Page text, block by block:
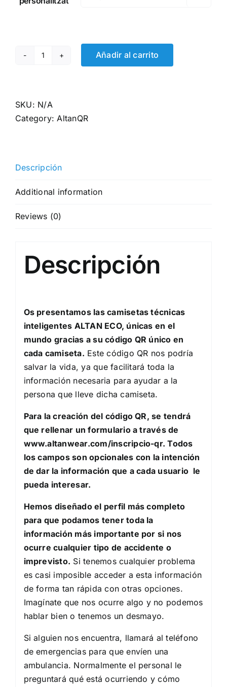
Samarreta
curta
quantity
Añadir al carrito
SKU: N/A
Category: AltanQR
Descripción
Additional information
Reviews (0)
Descripción
Os presentamos las camisetas técnicas
inteligentes ALTAN ECO, únicas en el
mundo gracias a su código QR único en
cada camiseta. Este código QR nos podría
salvar la vida, ya que facilitará toda la
información necesaria para ayudar a la
persona que lleve dicha camiseta.
Para la creación del código QR, se tendrá
que rellenar un formulario a través de
www.altanwear.com/inscripcio-qr. Todos
los campos son opcionales con la intención
de dar la información que a cada usuario le
pueda interesar.
Hemos diseñado el perfil más completo
para que podamos tener toda la
información más importante por si nos
ocurre cualquier tipo de accidente o
imprevisto. Si tenemos cualquier problema
es casi imposible acceder a esta información
de forma tan rápida con otras opciones.
Imagínate que nos ocurre algo y no podemos
hablar bien o tenemos un desmayo.
Si alguien nos encuentra, llamará al teléfono
de emergencias para que envíen una
ambulancia. Normalmente el personal le
preguntará qué está ocurriendo y cómo